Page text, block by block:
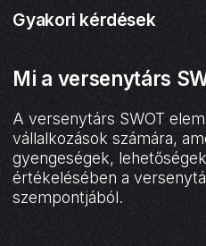
Gyakori kérdések
Mi a versenytárs
A versenytárs SWOT
vállalkozások számára,
gyengeségek,
értékelésében a
szempontjából.